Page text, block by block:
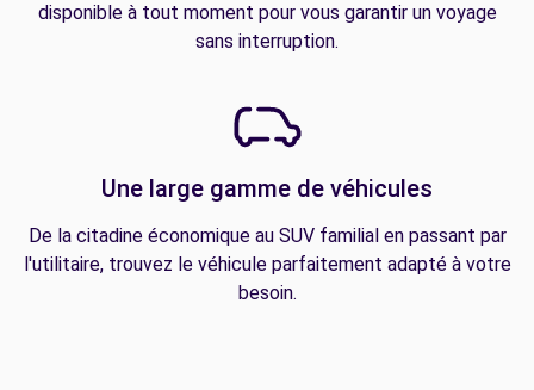
disponible à tout moment pour vous garantir un voyage
sans interruption.
Une large gamme de véhicules
De la citadine économique au SUV familial en passant par
l'utilitaire, trouvez le véhicule parfaitement adapté à votre
besoin.